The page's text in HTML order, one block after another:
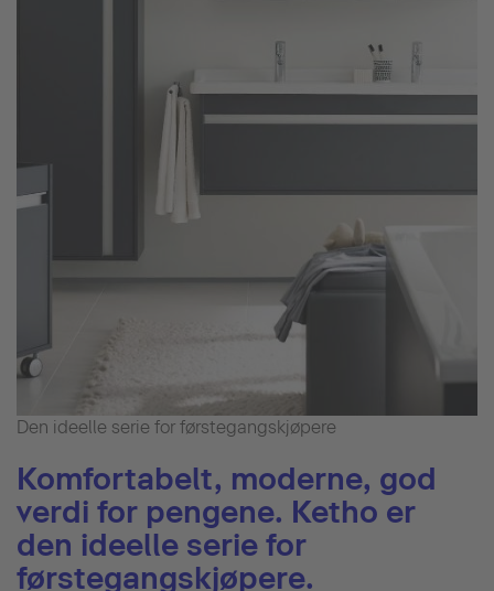
Den ideelle serie for førstegangskjøpere
Komfortabelt, moderne, god
verdi for pengene. Ketho er
den ideelle serie for
førstegangskjøpere.